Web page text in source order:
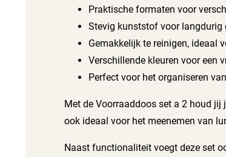
Praktische formaten voor
Stevig kunststof voor langdurig
Gemakkelijk te reinigen, ideaal
Verschillende kleuren voor een
Perfect voor het organiseren
Met de Voorraaddoos set a 2 houd jij
ook ideaal voor het meenemen van
Naast functionaliteit voegt deze set